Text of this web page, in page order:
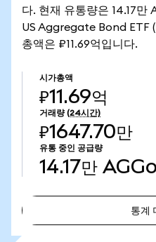
다. 현재 유통량은 14.17만
US Aggregate Bond ETF
총액은 ₽11.69억입니다.
시가총액
₽11.69억
거래량 (24시간)
₽1647.70만
유통 중인 공급량
14.17만
통계